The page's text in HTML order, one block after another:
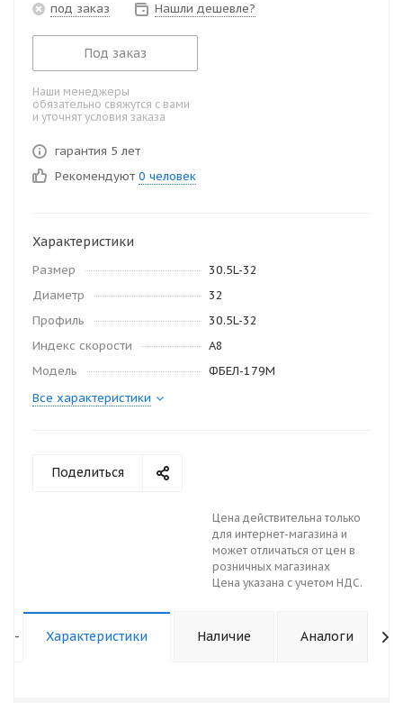
под заказ Нашли дешевле?
Под заказ
Наши менеджеры
обязательно свяжутся с вами
и уточнят условия заказа
гарантия 5 лет
Рекомендуют 0 человек
Характеристики
Размер
30.5L-32
Диаметр
32
Профиль
30.5L-32
Индекс скорости
A8
Модель
ФБЕЛ-179М
Все характеристики
Поделиться
Цена действительна только
для интернет-магазина и
может отличаться от цен в
розничных магазинах
Цена указана с учетом НДС.
- Характеристики Наличие Аналоги